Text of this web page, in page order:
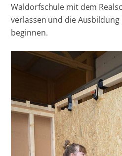
Waldorfschule mit dem
verlassen und die
beginnen.